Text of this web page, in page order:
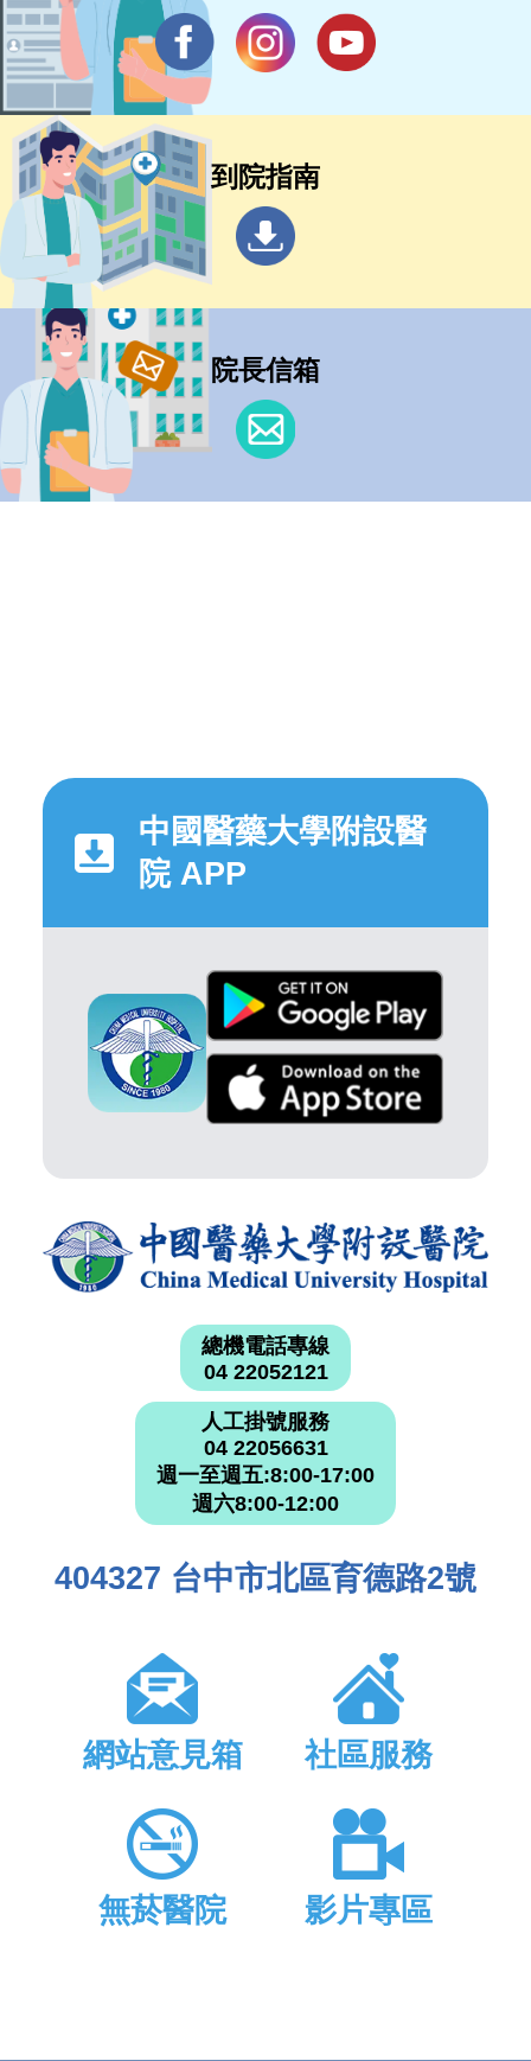
到院指南
院長信箱
中國醫藥大學附設醫
院 APP
總機電話專線
04 22052121
人工掛號服務
04 22056631
週一至週五:8:00-17:00
週六8:00-12:00
404327 台中市北區育德路2號
網站意見箱 社區服務
無菸醫院 影片專區